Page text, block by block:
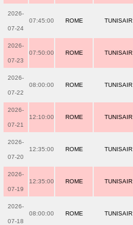
2026-
07-24
07:45:00 ROME TUNISAIR
2026-
07-23
07:50:00 ROME TUNISAIR
2026-
07-22
08:00:00 ROME TUNISAIR
2026-
07-21
12:10:00 ROME TUNISAIR
2026-
07-20
12:35:00 ROME TUNISAIR
2026-
07-19
12:35:00 ROME TUNISAIR
2026-
07-18
08:00:00 ROME TUNISAIR